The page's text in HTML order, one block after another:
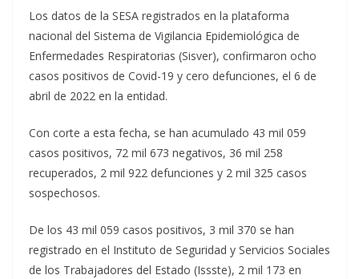
Los datos de la SESA registrados en la plataforma
nacional del Sistema de Vigilancia Epidemiológica de
Enfermedades Respiratorias (Sisver), confirmaron ocho
casos positivos de Covid-19 y cero defunciones, el 6 de
abril de 2022 en la entidad.
Con corte a esta fecha, se han acumulado 43 mil 059
casos positivos, 72 mil 673 negativos, 36 mil 258
recuperados, 2 mil 922 defunciones y 2 mil 325 casos
sospechosos.
De los 43 mil 059 casos positivos, 3 mil 370 se han
registrado en el Instituto de Seguridad y Servicios Sociales
de los Trabajadores del Estado (Issste), 2 mil 173 en